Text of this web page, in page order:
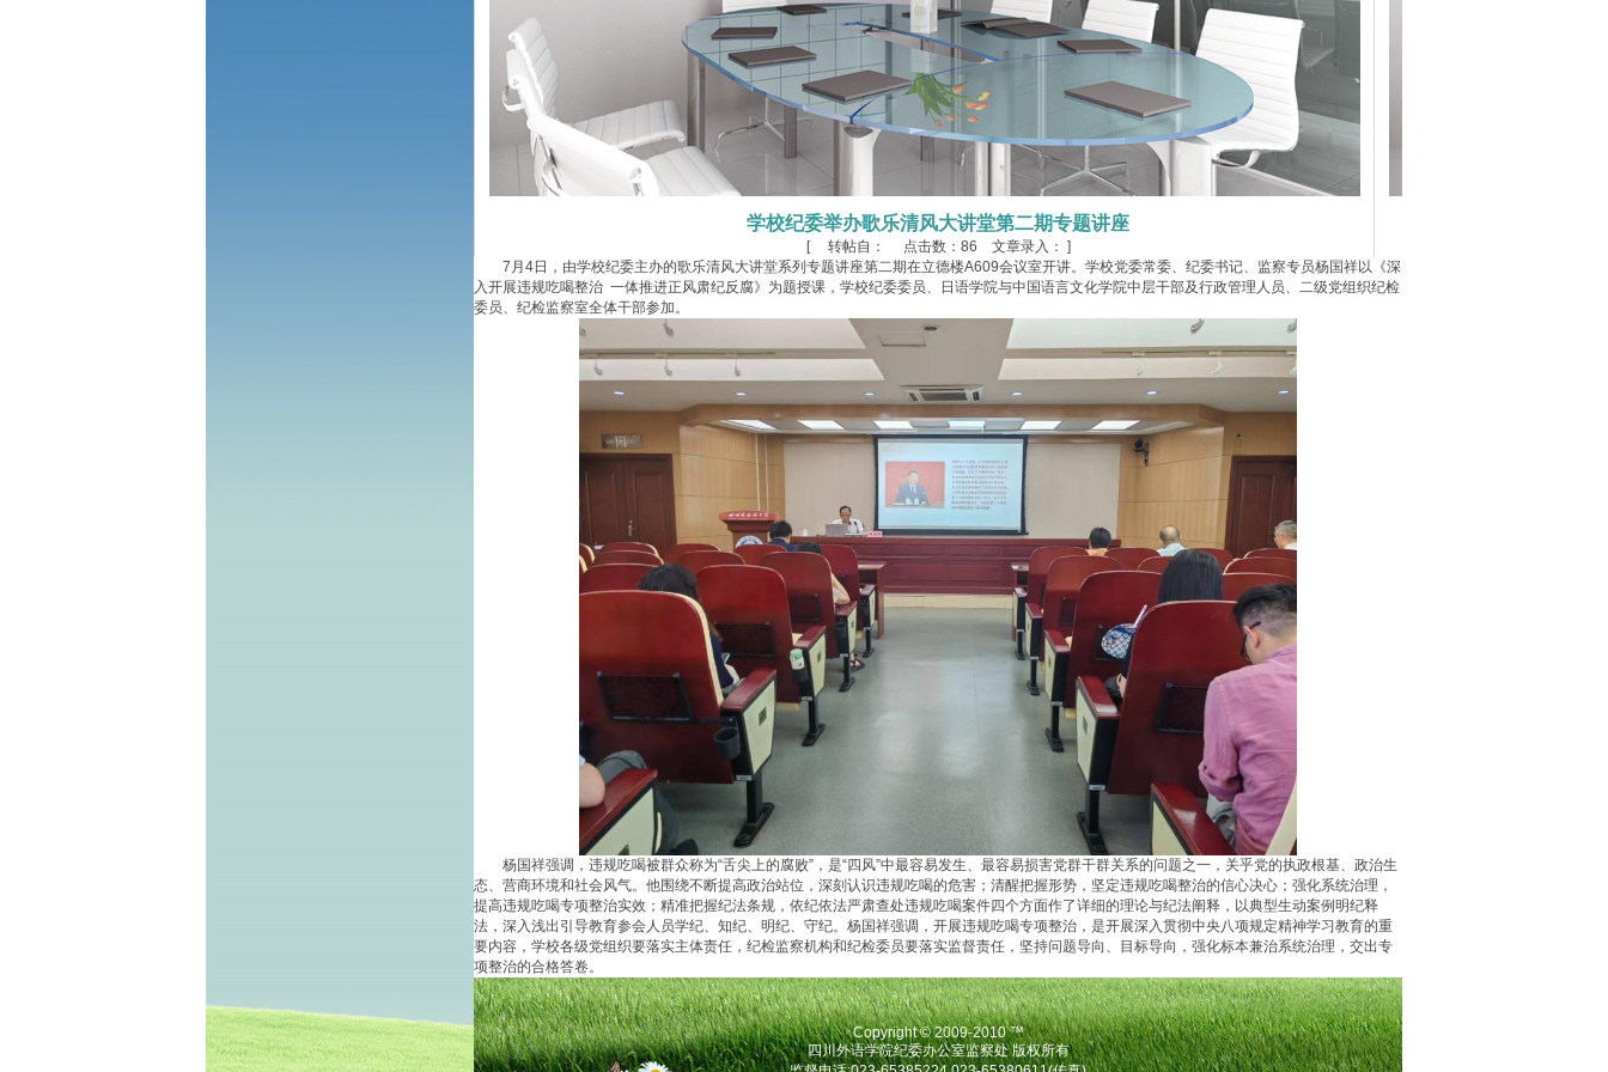
学校纪委举办歌乐清风大讲堂第二期专题讲座
[ 转帖自： 点击数： 86 文章录入： ]
7月4日，由学校纪委主办的歌乐清风大讲堂系列专题讲座第二期在立德楼A609会议室开讲。学校党委常委、纪委书记、监察专员杨国祥以《深
入开展违规吃喝整治 一体推进正风肃纪反腐》为题授课，学校纪委委员、日语学院与中国语言文化学院中层干部及行政管理人员、二级党组织纪检
委员、纪检监察室全体干部参加。
杨国祥强调，违规吃喝被群众称为“舌尖上的腐败”，是“四风”中最容易发生、最容易损害党群干群关系的问题之一，关乎党的执政根基、政治生
态、营商环境和社会风气。他围绕不断提高政治站位，深刻认识违规吃喝的危害；清醒把握形势，坚定违规吃喝整治的信心决心；强化系统治理，
提高违规吃喝专项整治实效；精准把握纪法条规，依纪依法严肃查处违规吃喝案件四个方面作了详细的理论与纪法阐释，以典型生动案例明纪释
法，深入浅出引导教育参会人员学纪、知纪、明纪、守纪。杨国祥强调，开展违规吃喝专项整治，是开展深入贯彻中央八项规定精神学习教育的重
要内容，学校各级党组织要落实主体责任，纪检监察机构和纪检委员要落实监督责任，坚持问题导向、目标导向，强化标本兼治系统治理，交出专
项整治的合格答卷。
Copyright © 2009-2010 ™
四川外语学院纪委办公室监察处 版权所有